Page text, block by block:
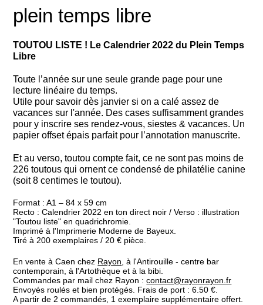
plein temps libre
TOUTOU LISTE ! Le Calendrier 2022 du Plein Temps
Libre
Toute l’année sur une seule grande page pour une
lecture linéaire du temps.
Utile pour savoir dès janvier si on a calé assez de
vacances sur l'année. Des cases suffisamment grandes
pour y inscrire ses rendez-vous, siestes & vacances. Un
papier offset épais parfait pour l’annotation manuscrite.
Et au verso, toutou compte fait, ce ne sont pas moins de
226 toutous qui ornent ce condensé de philatélie canine
(soit 8 centimes le toutou).
Format : A1 – 84 x 59 cm
Recto : Calendrier 2022 en ton direct noir / Verso : illustration
"Toutou liste" en quadrichromie.
Imprimé à l'Imprimerie Moderne de Bayeux.
Tiré à 200 exemplaires / 20 € pièce.
En vente à Caen chez Rayon , à l'Antirouille - centre bar
contemporain, à l'Artothèque et à la bibi.
Commandes par mail chez Rayon :contact@rayonrayon.fr
Envoyés roulés et bien protégés. Frais de port : 6.50 €.
A partir de 2 commandés, 1 exemplaire supplémentaire offert.